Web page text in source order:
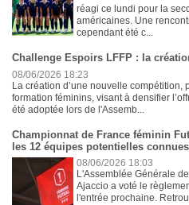
réagi ce lundi pour la
américaines. Une
cependant été c...
Challenge Espoirs LFFP : la
08/06/2026 18:23
La création d’une nouvelle compétition,
formation féminins, visant à densifier
été adoptée lors de l'Assemb...
Championnat de France féminin
les 12 équipes potentielles connues
08/06/2026 18:03
L'Assemblée Générale
Ajaccio a voté le
l'entrée prochaine.